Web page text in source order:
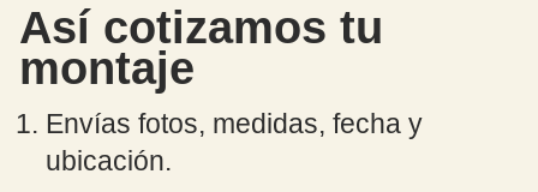
Así cotizamos tu
montaje
Envías fotos, medidas, fecha y
ubicación.